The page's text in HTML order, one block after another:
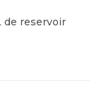
de reservoir